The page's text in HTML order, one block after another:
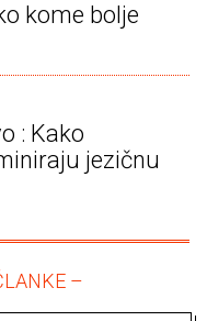
kome bolje
: Kako
jezičnu
–